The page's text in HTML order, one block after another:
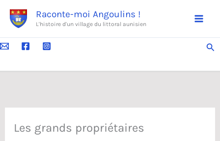
Aller
contenu
Raconte-moi Angoulins !
L'histoire d'un village du littoral aunisien
Les grands propriétaires